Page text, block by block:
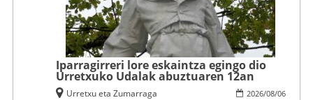
Iparragirreri lore eskaintza egingo dio
Urretxuko Udalak abuztuaren 12an
2026/08/06
Urretxu eta Zumarraga